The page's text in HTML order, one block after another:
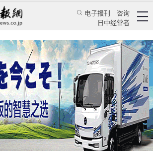
电子报刊
咨询
日中经营者
人数次于越南位居第二
者 倪亚敏 日本新闻 社会观察
22:17:46